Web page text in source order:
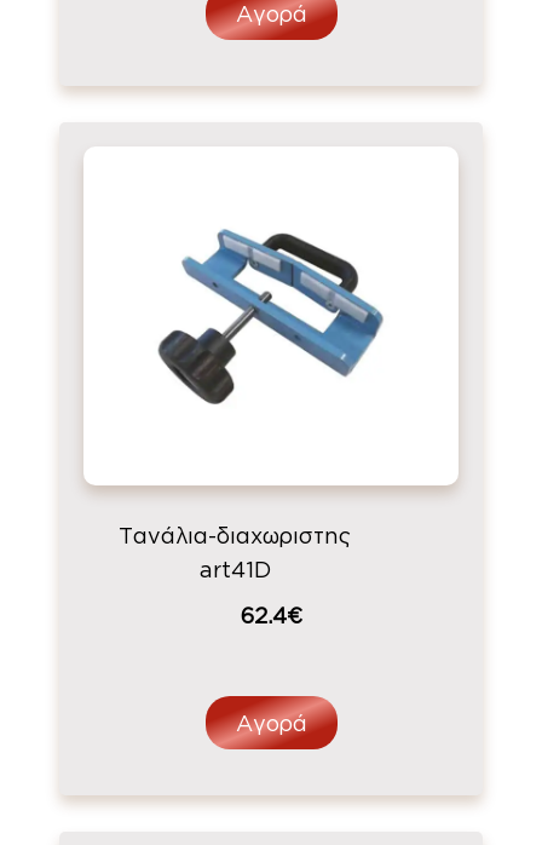
Αγορά
Τανάλια-διαχωριστης
art41D
62.4€
Αγορά